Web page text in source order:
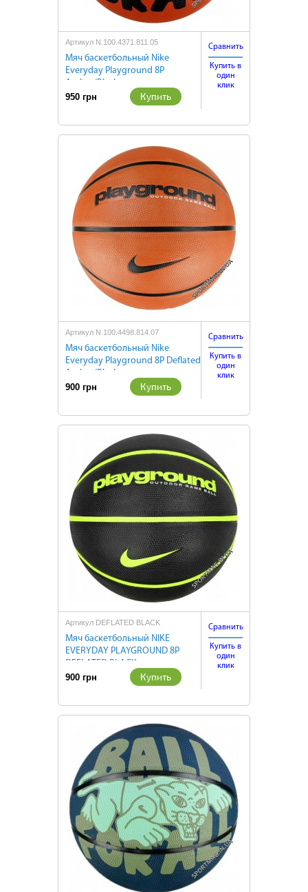
Артикул N.100.4371.811.05
Мяч баскетбольный Nike
Everyday Playground 8P
Amber/Black
950 грн
Купить
Сравнить
Купить в
один
клик
Артикул N.100.4498.814.07
Мяч баскетбольный Nike
Everyday Playground 8P Deflated
Amber/Black
900 грн
Купить
Сравнить
Купить в
один
клик
Артикул DEFLATED BLACK
Мяч баскетбольный NIKE
EVERYDAY PLAYGROUND 8P
DEFLATED BLACK
900 грн
Купить
Сравнить
Купить в
один
клик